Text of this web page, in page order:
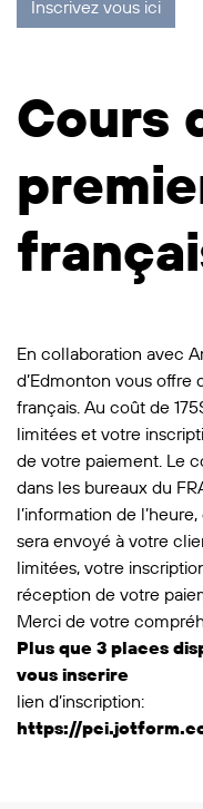
Inscrivez vous ici
Cours
En collaboration avec
d’Edmonton vous offre
français. Au coût de
limitées et votre
de votre paiement. Le
dans les bureaux du
l’information de
sera envoyé à votre
limitées, votre
réception de votre
Merci de votre
Plus que 3 places
vous inscrire
lien d’inscription:
https://